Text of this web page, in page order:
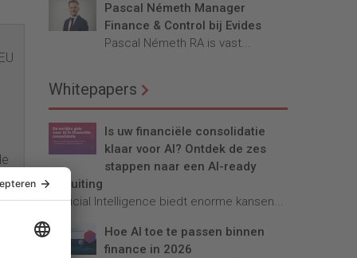
Pascal Németh Manager
Finance & Control bij Evides
Pascal Németh RA is vast...
Whitepapers
Is uw financiële consolidatie
klaar voor AI? Ontdek de zes
stappen naar een AI-ready
afsluiting
Artificial Intelligence biedt enorme kansen...
Hoe AI toe te passen binnen
finance in 2026